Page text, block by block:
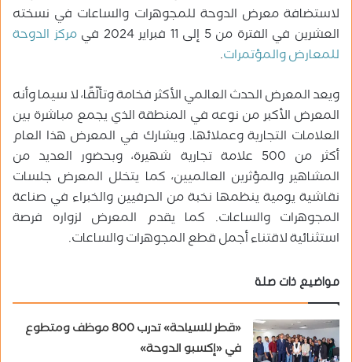
لاستضافة معرض الدوحة للمجوهرات والساعات في نسخته
العشرين في الفترة من 5 إلى 11 فبراير 2024 في
مركز الدوحة
للمعارض والمؤتمرات.
ويعد المعرض الحدث العالمي الأكثر فخامة وتألّقًا، لا سيما وأنه
المعرض الأكبر من نوعه في المنطقة الذي يجمع مباشرة بين
العلامات التجارية وعملائها. ويشارك في المعرض هذا العام
أكثر من 500 علامة تجارية شهيرة، وبحضور العديد من
المشاهير والمؤثرين العالميين، كما يتخلل المعرض جلسات
نقاشية يومية ينظمها نخبة من الحرفيين والخبراء في صناعة
المجوهرات والساعات. كما يقدم المعرض لزواره فرصة
استثنائية لاقتناء أجمل قطع المجوهرات والساعات.
مواضيع ذات صلة
«قطر للسياحة» تدرب 800 موظف ومتطوع
في «إكسبو الدوحة»